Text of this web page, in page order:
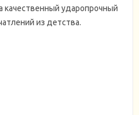
качественный ударопрочный
из детства.